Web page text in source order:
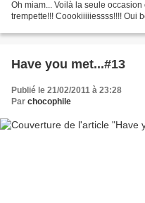
Oh miam... Voilà la seule
trempette!!! Coookiiiiiessss!!!! Oui
Have you met...#13
Publié le 21/02/2011 à 23:28
Par chocophile